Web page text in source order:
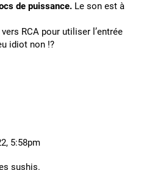
de puissance. Le son est à
RCA pour utiliser l’entrée
idiot non !?
5:58pm
sushis.